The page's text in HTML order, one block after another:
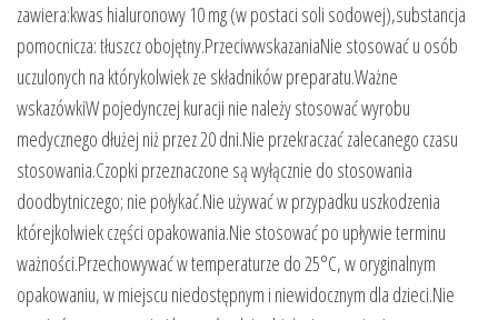
zawiera:kwas hialuronowy 10 mg (w postaci soli sodowej),substancja
pomocnicza: tłuszcz obojętny.PrzeciwwskazaniaNie stosować u osób
uczulonych na którykolwiek ze składników preparatu.Ważne
wskazówkiW pojedynczej kuracji nie należy stosować wyrobu
medycznego dłużej niż przez 20 dni.Nie przekraczać zalecanego czasu
stosowania.Czopki przeznaczone są wyłącznie do stosowania
doodbytniczego; nie połykać.Nie używać w przypadku uszkodzenia
którejkolwiek części opakowania.Nie stosować po upływie terminu
ważności.Przechowywać w temperaturze do 25°C, w oryginalnym
opakowaniu, w miejscu niedostępnym i niewidocznym dla dzieci.Nie